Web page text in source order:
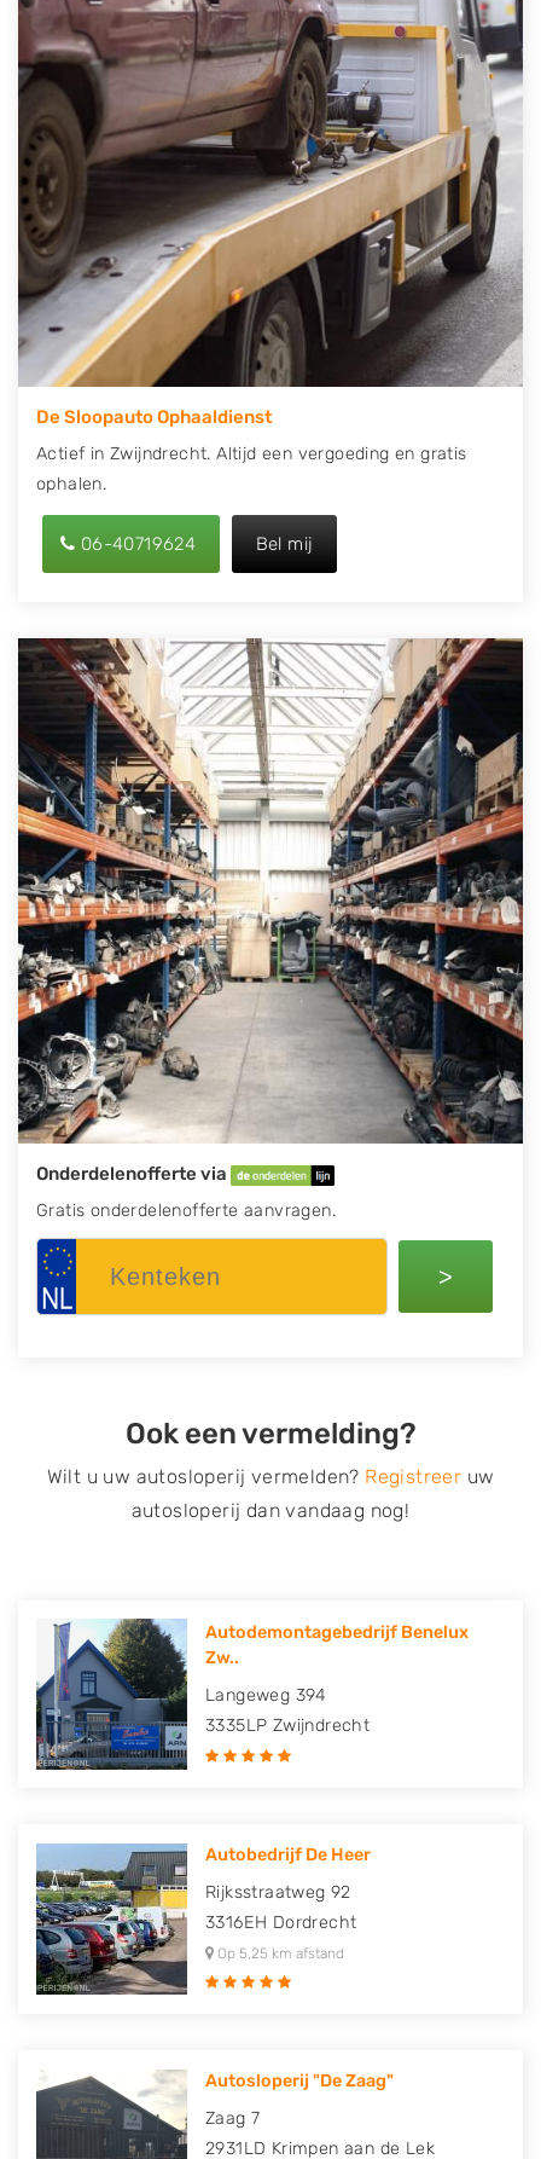
telefonisch contact op of maak een terugbelafspraak.
Wilt u direct een tweedehands auto onderdelen
offerte aanvragen? Dat kan via de Onderdelenlijn! Vul
uw kenteken in en druk op verzenden.
Wij kunnen u helpen met de inkoop van auto's van
eigenlijk alle merken, zoals Alfa Romeo, Audi, BMW,
Chevrolet, Citroën, Dacia, Fiat, Ford, Honda, Hyundai,
Kia, Mazda, Mercedes Benz, Mitsubishi, Nissan, Opel,
Peugeot, Porsche, Renault, Seat, Skoda, Suzuki, Tesla,
Toyota, Volkswagen en Volvo.
De Sloopauto Ophaaldienst
Actief in Zwijndrecht. Altijd een vergoeding en gratis
ophalen.
06-40719624 Bel mij
Onderdelenofferte via
Gratis onderdelenofferte aanvragen.
>
Ook een vermelding?
Wilt u uw autosloperij vermelden? Registreer uw
autosloperij dan vandaag nog!
Autodemontagebedrijf Benelux
Zw..
Langeweg 394
3335LP Zwijndrecht
Autobedrijf De Heer
Rijksstraatweg 92
3316EH Dordrecht
Op 5,25 km afstand
Autosloperij "De Zaag"
Zaag 7
2931LD Krimpen aan de Lek